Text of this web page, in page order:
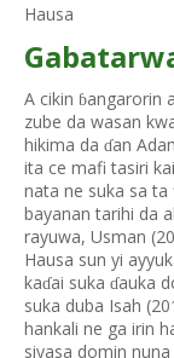
Hausa
A cikin ɓangarorin
zube da wasan
hikima da ɗan
ita ce mafi tasiri
nata ne suka sa ta
bayanan tarihi da
rayuwa, Usman
Hausa sun yi
kaɗai suka ɗauka
suka duba Isah
hankali ne ga irin
siyasa domin